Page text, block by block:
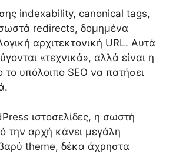
indexability, canonical tags,
redirects, δομημένα
αρχιτεκτονική URL. Αυτά
«τεχνικά», αλλά είναι η
υπόλοιπο SEO να πατήσει
ιστοσελίδες, η σωστή
την αρχή κάνει μεγάλη
theme, δέκα άχρηστα